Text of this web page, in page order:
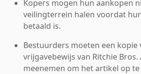
Kopers mogen hun aankopen
veilingterrein halen voordat
betaald is.
Bestuurders moeten een kopie
vrijgavebewijs van Ritchie
meenemen om het artikel op te